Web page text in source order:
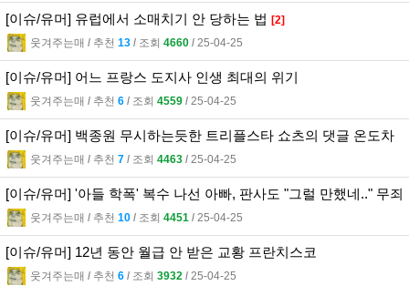
[이슈/유머] 유럽에서 소매치기 안 당하는 법 [2]
웃겨주는매 l 추천 13 l 조회 4660 l 25-04-25
[이슈/유머] 어느 프랑스 도지사 인생 최대의 위기
웃겨주는매 l 추천 6 l 조회 4559 l 25-04-25
[이슈/유머] 백종원 무시하는듯한 트리플스타 쇼츠의 댓글 온도차
웃겨주는매 l 추천 7 l 조회 4463 l 25-04-25
[이슈/유머] '아들 학폭' 복수 나선 아빠, 판사도 "그럴 만했네.." 무죄
웃겨주는매 l 추천 10 l 조회 4451 l 25-04-25
[이슈/유머] 12년 동안 월급 안 받은 교황 프란치스코
웃겨주는매 l 추천 6 l 조회 3932 l 25-04-25